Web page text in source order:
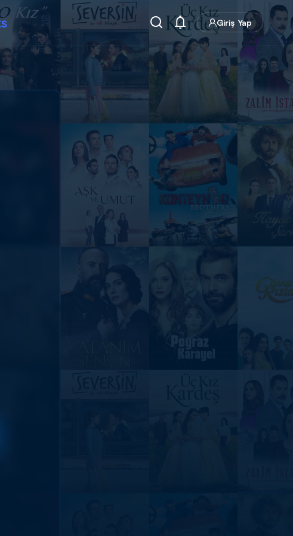
Giriş Yap